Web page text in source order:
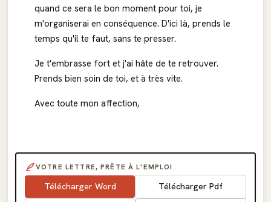
quand ce sera le bon moment pour toi, je
m'organiserai en conséquence. D'ici là, prends le
temps qu'il te faut, sans te presser.
Je t'embrasse fort et j'ai hâte de te retrouver.
Prends bien soin de toi, et à très vite.
Avec toute mon affection,
VOTRE LETTRE, PRÊTE À L'EMPLOI
Télécharger Word Télécharger Pdf